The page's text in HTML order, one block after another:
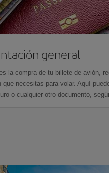
general
la compra de tu billete de avión,
que necesitas para volar. Aquí
o cualquier otro documento,